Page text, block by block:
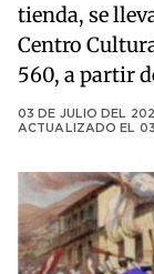
tienda, se
Centro
560, a partir
03 DE JULIO DEL
ACTUALIZADO EL